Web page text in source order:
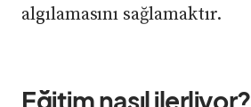
algılamasını sağlamaktır.
Eğitim nasıl ilerliyor?